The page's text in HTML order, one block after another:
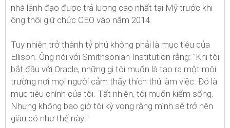
nhà lãnh đạo được trả lương cao nhất tại Mỹ trước khi
ông thôi giữ chức CEO vào năm 2014.
Tuy nhiên trở thành tỷ phú không phải là mục tiêu của
Ellison. Ông nói với Smithsonian Institution rằng: "Khi tôi
bắt đầu với Oracle, những gì tôi muốn là tạo ra một môi
trường nơi mọi người cảm thấy thích thú làm việc. Đó là
mục tiêu chính của tôi. Tất nhiên, tôi muốn kiếm sống.
Nhưng không bao giờ tôi kỳ vọng rằng mình sẽ trở nên
giàu có như thế này."